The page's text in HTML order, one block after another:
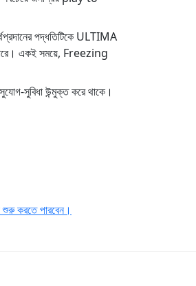
পদ্ধতিটিকে ULTIMA
পারে। একই সময়ে, Freezing
সুবিধা উন্মুক্ত করে থাকে।
করতে পারবেন।